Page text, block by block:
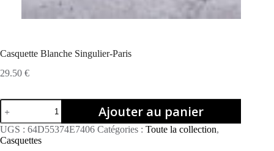
Casquette Blanche Singulier-Paris
29.50 €
quantité
de
Casquette
Blanche
Singulier-
Ajouter au panier
UGS : 64D55374E7406 Catégories : Toute la collection,
Casquettes